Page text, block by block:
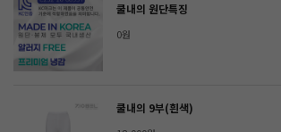
쿨내의 원단특징
0원
쿨내의 9부(흰색)